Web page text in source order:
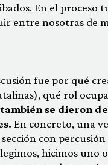
En el
entre nosotras de
fue por qué
qué rol
se dieron
En concreto, una
con
hicimos uno